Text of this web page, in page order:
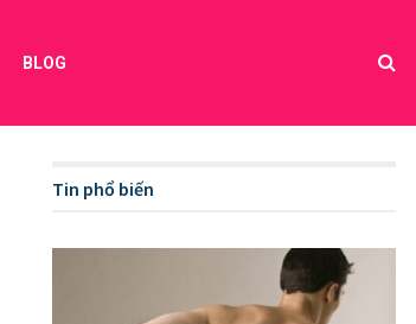
BLOG
Tin phổ biến